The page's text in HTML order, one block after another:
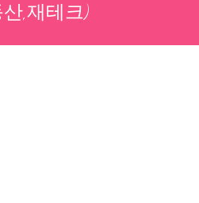
,재테크)